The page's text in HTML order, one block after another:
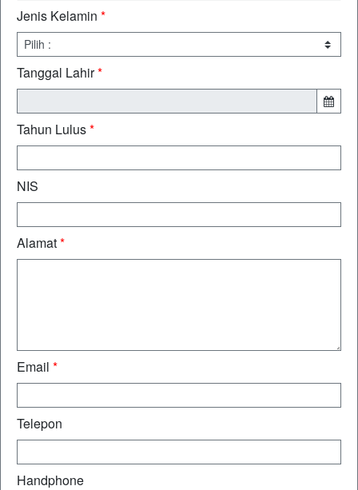
Jenis Kelamin *
Tanggal Lahir*
Tahun Lulus*
NIS
Alamat*
Email *
Telepon
Handphone